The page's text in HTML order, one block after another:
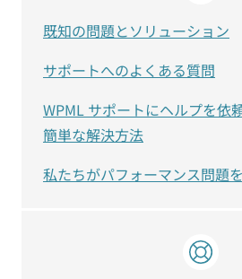
既知の問題とソリューション
サポートへのよくある質問
WPML サポートにヘルプを依
簡単な解決方法
私たちがパフォーマンス問題